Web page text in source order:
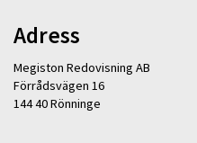
Adress
Megiston Redovisning AB
Förrådsvägen 16
144 40 Rönninge